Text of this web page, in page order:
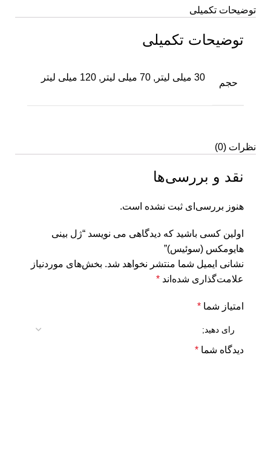
توضیحات تکمیلی
توضیحات تکمیلی
حجم
30 میلی لیتر, 70 میلی لیتر, 120 میلی لیتر
نظرات (0)
نقد و بررسی‌ها
هنوز بررسی‌ای ثبت نشده است.
اولین کسی باشید که دیدگاهی می نویسد “ژل بینی
هایومکس (سوئیس)”
نشانی ایمیل شما منتشر نخواهد شد. بخش‌های موردنیاز
علامت‌گذاری شده‌اند *
امتیاز شما *
دیدگاه شما *